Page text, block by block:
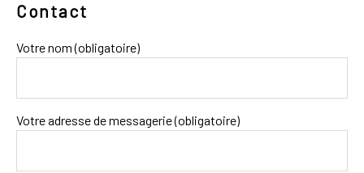
Contact
Votre nom (obligatoire)
Votre adresse de messagerie (obligatoire)